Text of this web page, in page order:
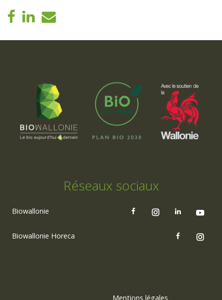
Réseaux sociaux
Biowallonie
Biowallonie Horeca
Mentions légales